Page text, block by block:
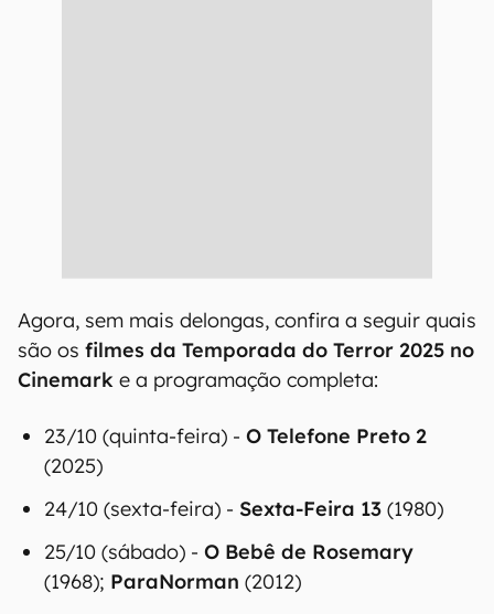
Agora, sem mais delongas, confira a seguir quais
são os filmes da Temporada do Terror 2025 no
Cinemark e a programação completa:
23/10 (quinta-feira) - O Telefone Preto 2
(2025)
24/10 (sexta-feira) - Sexta-Feira 13 (1980)
25/10 (sábado) - O Bebê de Rosemary
(1968); ParaNorman (2012)